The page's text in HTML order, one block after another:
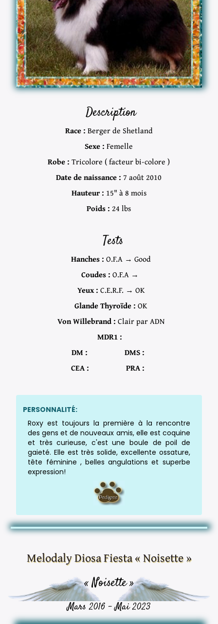
Description
Race : Berger de Shetland
Sexe : Femelle
Robe : Tricolore ( facteur bi-colore )
Date de naissance : 7 août 2010
Hauteur : 15" à 8 mois
Poids : 24 lbs
Tests
Hanches : O.F.A → Good
Coudes : O.F.A →
Yeux : C.E.R.F. → OK
Glande Thyroïde : OK
Von Willebrand : Clair par ADN
MDR1 :
DM :
DMS :
CEA :
PRA :
PERSONNALITÉ:
Roxy est toujours la première à la rencontre
des gens et de nouveaux amis, elle est coquine
et très curieuse, c'est une boule de poil de
gaieté. Elle est très solide, excellente ossature,
tête féminine , belles angulations et superbe
expression!
Melodaly Diosa Fiesta « Noisette »
« Noisette »
Mars 2016 - Mai 2023